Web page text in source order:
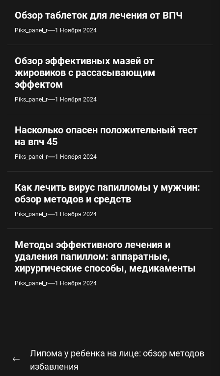
Обзор таблеток для лечения от ВПЧ
Piks_panel_r 1 Ноября 2024
Обзор эффективных мазей от
жировиков с рассасывающим
эффектом
Piks_panel_r 1 Ноября 2024
Насколько опасен положительный тест
на впч 45
Piks_panel_r 1 Ноября 2024
Как лечить вирус папилломы у мужчин:
обзор методов и средств
Piks_panel_r 1 Ноября 2024
Методы эффективного лечения и
удаления папиллом: аппаратные,
хирургические способы, медикаменты
Piks_panel_r 1 Ноября 2024
поПредыдущая
Липома у ребенка на лице: обзор методов
избавления